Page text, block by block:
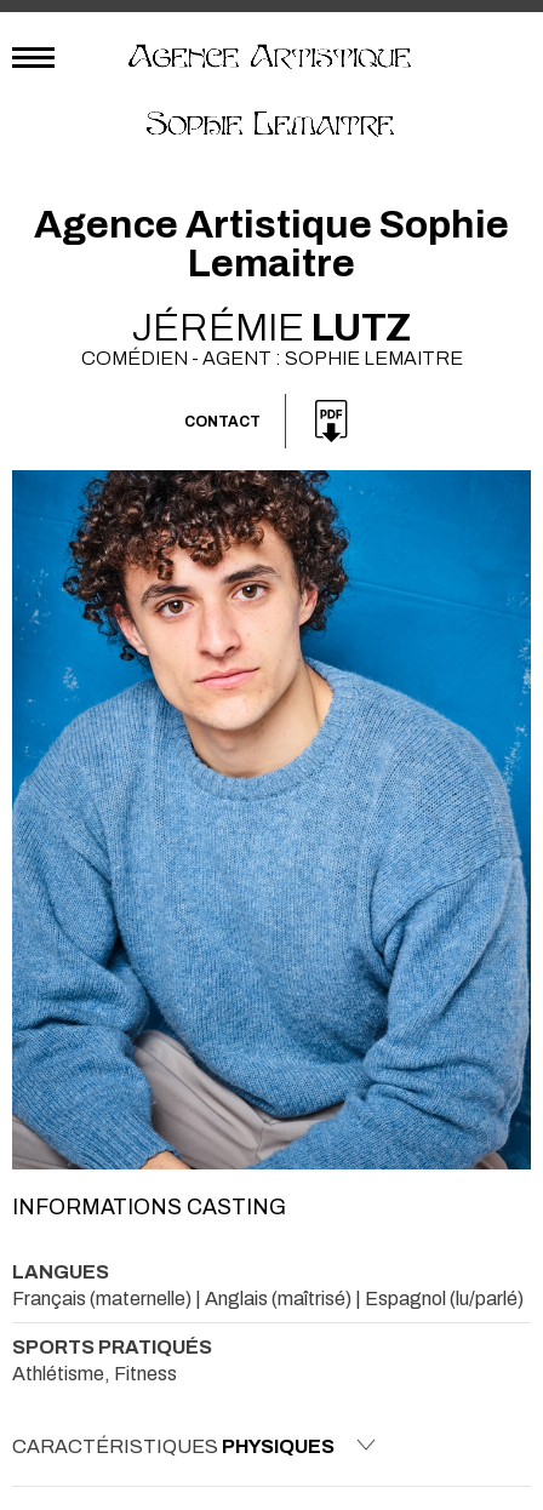
Agence Artistique Sophie
Lemaitre
JÉRÉMIE LUTZ
COMÉDIEN - AGENT : SOPHIE LEMAITRE
CONTACT
INFORMATIONS CASTING
LANGUES
Français (maternelle) | Anglais (maîtrisé) | Espagnol (lu/parlé)
SPORTS PRATIQUÉS
Athlétisme, Fitness
CARACTÉRISTIQUES PHYSIQUES